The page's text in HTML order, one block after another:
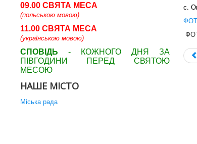
09.00 СВЯТА МЕСА
(польською мовою)
11.00 СВЯТА МЕСА
(українською мовою)
СПОВІДЬ - КОЖНОГО ДНЯ ЗА
ПІВГОДИНИ ПЕРЕД СВЯТОЮ
МЕСОЮ
НАШЕ МІСТО
Міська рада
с.